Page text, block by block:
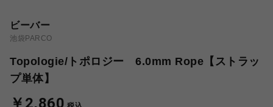
ビーバー
池袋PARCO
Topologie/トポロジー 6.0mm Rope【ストラッ
プ単体】
￥2,860